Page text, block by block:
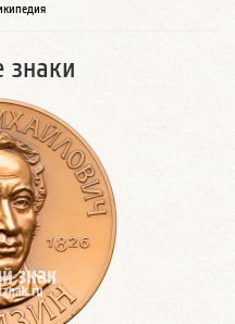
знаки